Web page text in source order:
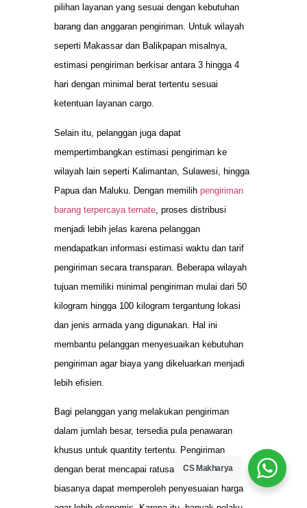
pilihan layanan yang sesuai dengan kebutuhan
barang dan anggaran pengiriman. Untuk wilayah
seperti Makassar dan Balikpapan misalnya,
estimasi pengiriman berkisar antara 3 hingga 4
hari dengan minimal berat tertentu sesuai
ketentuan layanan cargo.
Selain itu, pelanggan juga dapat
mempertimbangkan estimasi pengiriman ke
wilayah lain seperti Kalimantan, Sulawesi, hingga
Papua dan Maluku. Dengan memilih pengiriman
barang terpercaya ternate , proses distribusi
menjadi lebih jelas karena pelanggan
mendapatkan informasi estimasi waktu dan tarif
pengiriman secara transparan. Beberapa wilayah
tujuan memiliki minimal pengiriman mulai dari 50
kilogram hingga 100 kilogram tergantung lokasi
dan jenis armada yang digunakan. Hal ini
membantu pelanggan menyesuaikan kebutuhan
pengiriman agar biaya yang dikeluarkan menjadi
lebih efisien.
Bagi pelanggan yang melakukan pengiriman
dalam jumlah besar, tersedia pula penawaran
khusus untuk quantity tertentu. Pengiriman
dengan berat mencapai ratusan kilogram
biasanya dapat memperoleh penyesuaian harga
CS Makharya